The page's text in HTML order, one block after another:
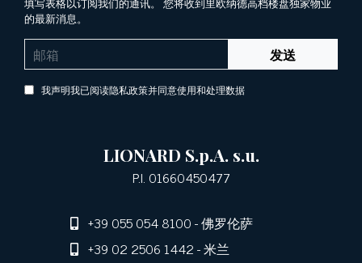
的最新消息。
发送
我声明我已阅读隐私政策并同意使用和处理数据
LIONARD S.p.A. s.u.
P.I. 01660450477
+39 055 054 8100- 佛罗伦萨
+39 02 2506 1442- 米兰